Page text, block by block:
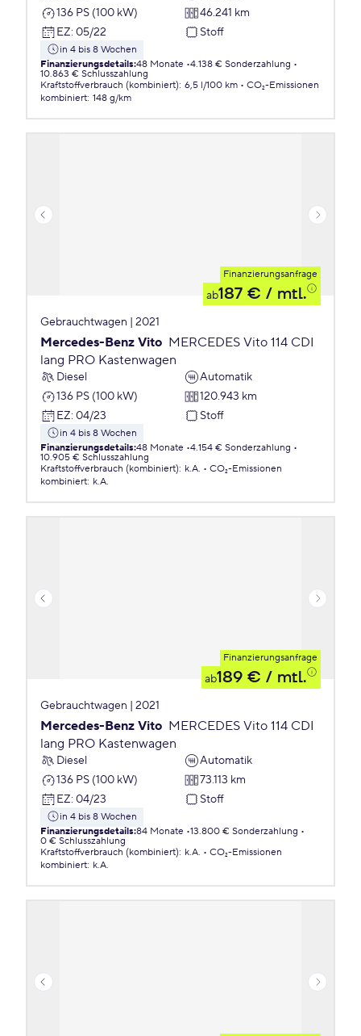
136 PS (100 kW)
46.241 km
EZ: 05/22 Stoff
in 4 bis 8 Wochen
Finanzierungsdetails:48 Monate 4.138 € Sonderzahlung
10.863 € Schlusszahlung
Kraftstoffverbrauch (kombiniert): 6,5 l/100 km
CO₂-Emissionen
kombiniert: 148 g/km
Finanzierungsanfrage
ab187 € / mtl.
Gebrauchtwagen | 2021
Mercedes-Benz Vito MERCEDES Vito 114 CDI
lang PRO Kastenwagen
Diesel
Automatik
136 PS (100 kW)
120.943 km
EZ: 04/23 Stoff
in 4 bis 8 Wochen
Finanzierungsdetails:48 Monate 4.154 € Sonderzahlung
10.905 € Schlusszahlung
Kraftstoffverbrauch (kombiniert): k.A.
CO₂-Emissionen
kombiniert: k.A.
Finanzierungsanfrage
ab189 € / mtl.
Gebrauchtwagen | 2021
Mercedes-Benz Vito MERCEDES Vito 114 CDI
lang PRO Kastenwagen
Diesel
Automatik
136 PS (100 kW)
73.113 km
EZ: 04/23 Stoff
in 4 bis 8 Wochen
Finanzierungsdetails:84 Monate 13.800 € Sonderzahlung
0 € Schlusszahlung
Kraftstoffverbrauch (kombiniert): k.A.
CO₂-Emissionen
kombiniert: k.A.